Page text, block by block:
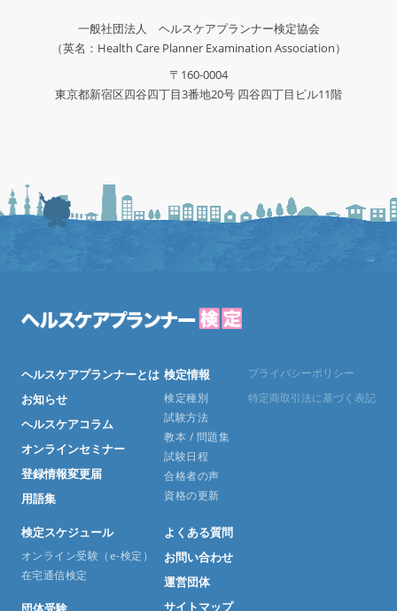
一般社団法人 ヘルスケアプランナー検定協会
（英名：Health Care Planner Examination Association）
〒160-0004
東京都新宿区四谷四丁目3番地20号 四谷四丁目ビル11階
ヘルスケアプランナーとは
お知らせ
ヘルスケアコラム
オンラインセミナー
登録情報変更届
用語集
検定情報
検定種別
試験方法
教本 / 問題集
試験日程
合格者の声
資格の更新
検定スケジュール
オンライン受験（e-検定）
在宅通信検定
よくある質問
お問い合わせ
運営団体
サイトマップ
プライバシーポリシー
特定商取引法に基づく表記